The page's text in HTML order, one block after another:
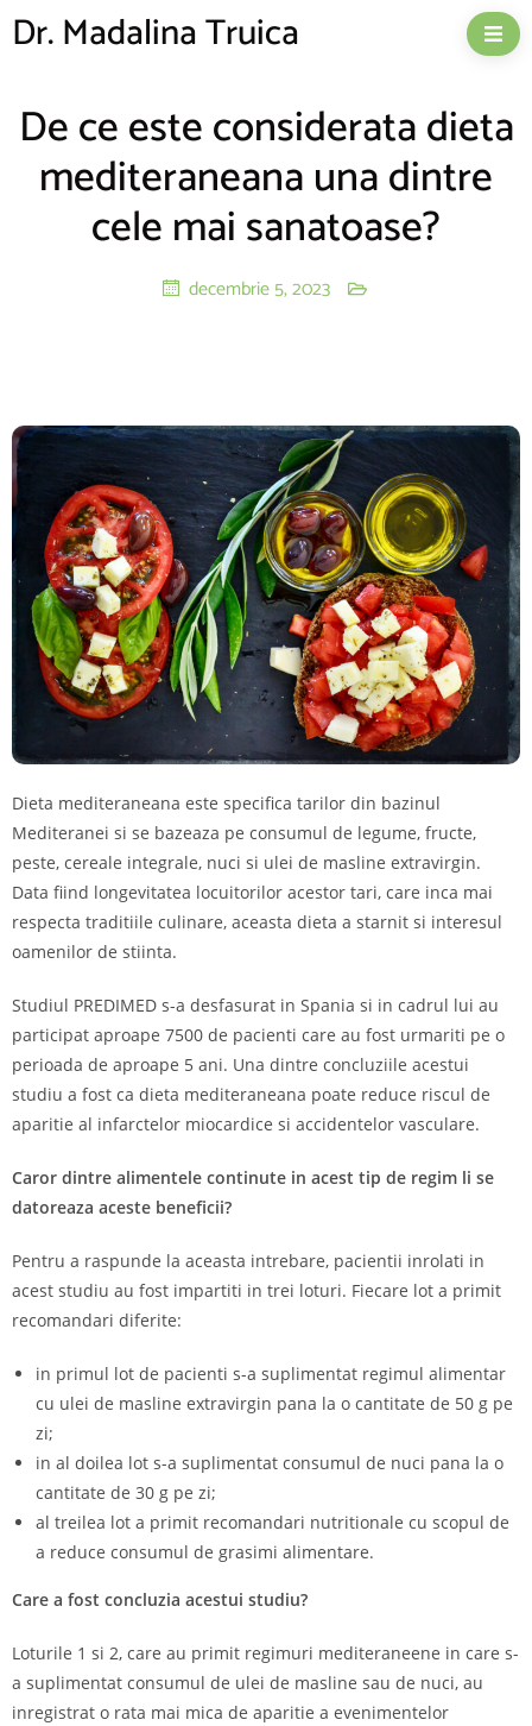
Dr. Madalina Truica
De ce este considerata dieta
mediteraneana una dintre
cele mai sanatoase?
decembrie 5, 2023
Dieta mediteraneana este specifica tarilor din bazinul
Mediteranei si se bazeaza pe consumul de legume, fructe,
peste, cereale integrale, nuci si ulei de masline extravirgin.
Data fiind longevitatea locuitorilor acestor tari, care inca mai
respecta traditiile culinare, aceasta dieta a starnit si interesul
oamenilor de stiinta.
Studiul PREDIMED s-a desfasurat in Spania si in cadrul lui au
participat aproape 7500 de pacienti care au fost urmariti pe o
perioada de aproape 5 ani. Una dintre concluziile acestui
studiu a fost ca dieta mediteraneana poate reduce riscul de
aparitie al infarctelor miocardice si accidentelor vasculare.
Caror dintre alimentele continute in acest tip de regim li se
datoreaza aceste beneficii?
Pentru a raspunde la aceasta intrebare, pacientii inrolati in
acest studiu au fost impartiti in trei loturi. Fiecare lot a primit
recomandari diferite:
in primul lot de pacienti s-a suplimentat regimul alimentar
cu ulei de masline extravirgin pana la o cantitate de 50 g pe
zi;
in al doilea lot s-a suplimentat consumul de nuci pana la o
cantitate de 30 g pe zi;
al treilea lot a primit recomandari nutritionale cu scopul de
a reduce consumul de grasimi alimentare.
Care a fost concluzia acestui studiu?
Loturile 1 si 2, care au primit regimuri mediteraneene in care s-
a suplimentat consumul de ulei de masline sau de nuci, au
inregistrat o rata mai mica de aparitie a evenimentelor